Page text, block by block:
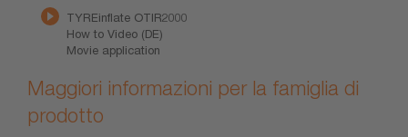
TYREinflate OTIR2000
How to Video (DE)
Movie application
Maggiori informazioni per la famiglia di
prodotto